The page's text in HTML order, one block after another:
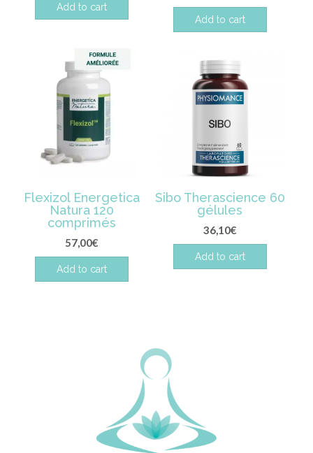
Add to cart
Add to cart
Flexizol Energetica
Natura 120
comprimés
57,00€
Add to cart
Sibo Therascience 60
gélules
36,10€
Add to cart